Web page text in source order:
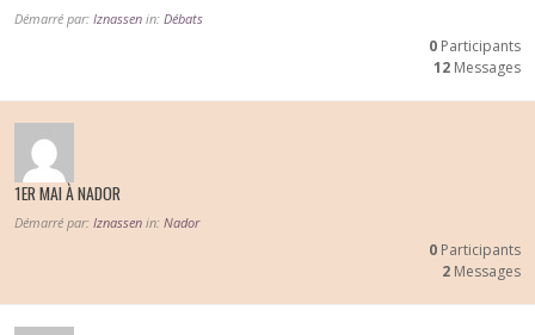
Démarré par: Iznassen in: Débats
0 Participants
12 Messages
1ER MAI À NADOR
Démarré par: Iznassen in: Nador
0 Participants
2 Messages